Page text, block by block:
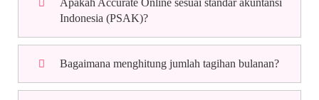
Indonesia (PSAK)?
Bagaimana menghitung jumlah tagihan bulanan?